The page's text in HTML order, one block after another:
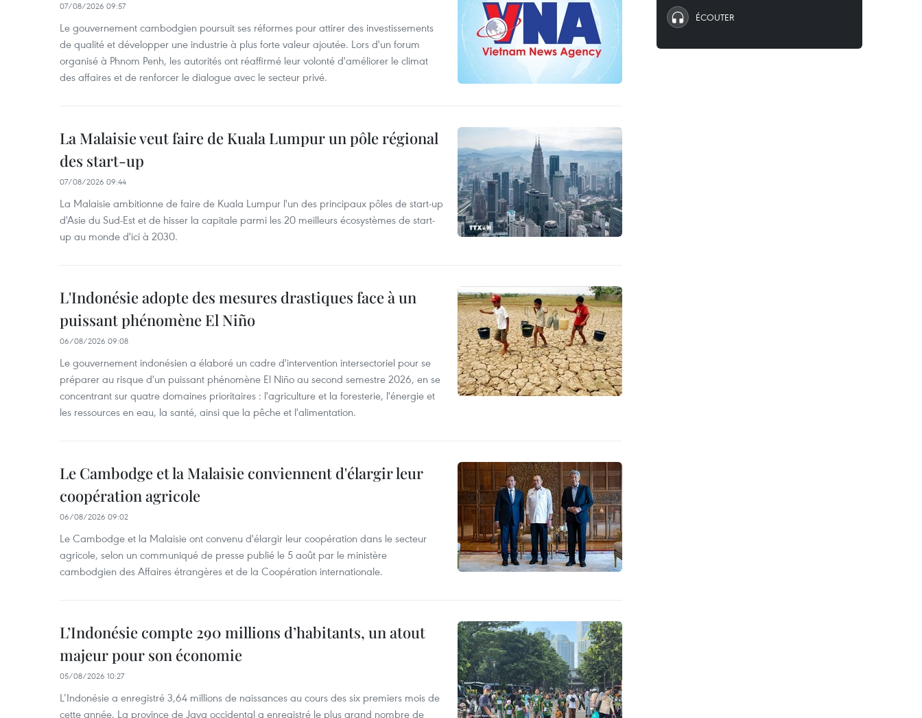
07/08/2026 09:57
Le gouvernement cambodgien poursuit ses réformes pour attirer des investissements
de qualité et développer une industrie à plus forte valeur ajoutée. Lors d'un forum
organisé à Phnom Penh, les autorités ont réaffirmé leur volonté d'améliorer le climat
des affaires et de renforcer le dialogue avec le secteur privé.
La Malaisie veut faire de Kuala Lumpur un pôle régional
des start-up
07/08/2026 09:44
La Malaisie ambitionne de faire de Kuala Lumpur l'un des principaux pôles de start-up
d'Asie du Sud-Est et de hisser la capitale parmi les 20 meilleurs écosystèmes de start-
up au monde d'ici à 2030.
L'Indonésie adopte des mesures drastiques face à un
puissant phénomène El Niño
06/08/2026 09:08
Le gouvernement indonésien a élaboré un cadre d'intervention intersectoriel pour se
préparer au risque d'un puissant phénomène El Niño au second semestre 2026, en se
concentrant sur quatre domaines prioritaires : l'agriculture et la foresterie, l'énergie et
les ressources en eau, la santé, ainsi que la pêche et l'alimentation.
Le Cambodge et la Malaisie conviennent d'élargir leur
coopération agricole
06/08/2026 09:02
Le Cambodge et la Malaisie ont convenu d'élargir leur coopération dans le secteur
agricole, selon un communiqué de presse publié le 5 août par le ministère
cambodgien des Affaires étrangères et de la Coopération internationale.
L’Indonésie compte 290 millions d’habitants, un atout
majeur pour son économie
05/08/2026 10:27
L’Indonésie a enregistré 3,64 millions de naissances au cours des six premiers mois de
cette année. La province de Java occidental a enregistré le plus grand nombre de
ÉCOUTER